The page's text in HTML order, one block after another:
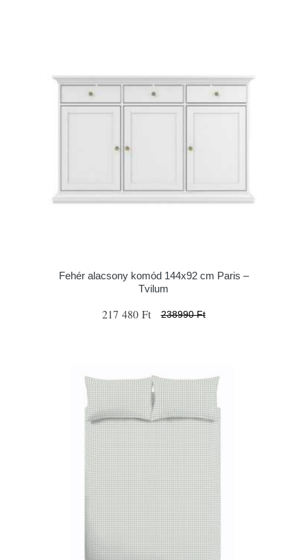
Fehér alacsony komód 144x92 cm Paris –
Tvilum
217 480 Ft 238990 Ft